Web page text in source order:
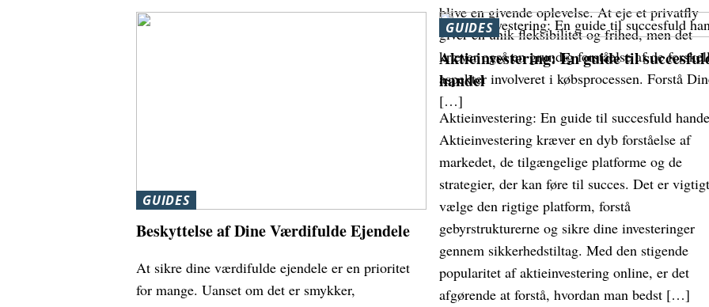
blive en givende oplevelse. At eje et privatfly
giver en unik fleksibilitet og frihed, men det
kræver også en grundig forståelse af de
aspekter involveret i købsprocessen. Forstå
[…]
GUIDES
Beskyttelse af Dine Værdifulde Ejendele
At sikre dine værdifulde ejendele er en prioritet
for mange. Uanset om det er smykker,
GUIDES
Aktieinvestering: En guide til
handel
Aktieinvestering: En guide til succesfuld
Aktieinvestering kræver en dyb forståelse af
markedet, de tilgængelige platforme og de
strategier, der kan føre til succes. Det er
vælge den rigtige platform, forstå
gebyrstrukturerne og sikre dine investeringer
gennem sikkerhedstiltag. Med den stigende
popularitet af aktieinvestering online, er det
afgørende at forstå, hvordan man bedst […]